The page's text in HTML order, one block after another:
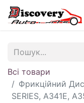
Всі товари
Фрикційний
SERIES, A341E,